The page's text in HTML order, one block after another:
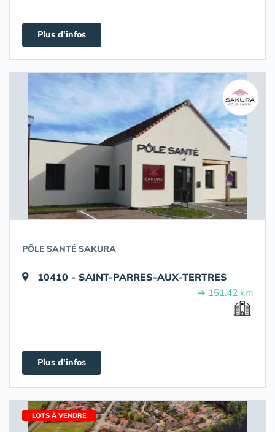
Plus d'infos
PÔLE SANTÉ SAKURA
10410 - SAINT-PARRES-AUX-TERTRES
➔ 151.42 km
Plus d'infos
LOTS À VENDRE